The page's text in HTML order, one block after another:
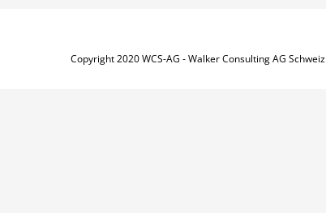
Copyright 2020 WCS-AG - Walker Consulting AG Schweiz